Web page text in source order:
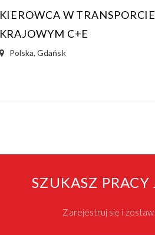
KIEROWCA W TRANSPORCIE
KRAJOWYM C+E
Polska,Gdańsk
SZUKASZ
Zarejestruj się i